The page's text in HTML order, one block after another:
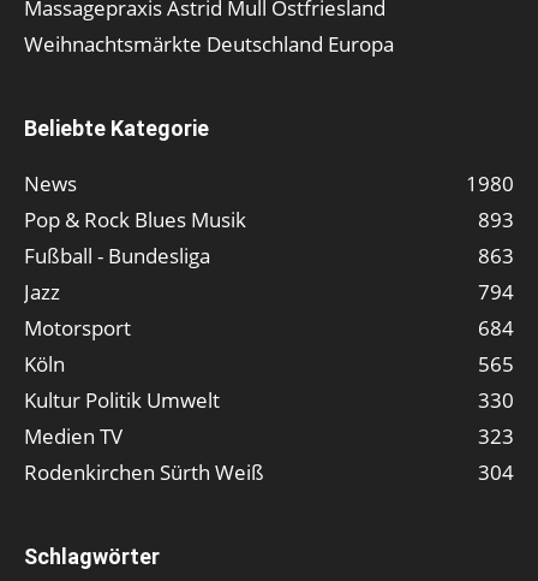
Massagepraxis Astrid Mull Ostfriesland
Weihnachtsmärkte Deutschland Europa
Beliebte Kategorie
News
1980
Pop & Rock Blues Musik
893
Fußball - Bundesliga
863
Jazz
794
Motorsport
684
Köln
565
Kultur Politik Umwelt
330
Medien TV
323
Rodenkirchen Sürth Weiß
304
Schlagwörter